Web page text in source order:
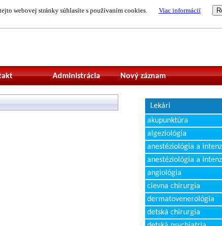
webovej stránky súhlasíte s používaním cookies. Viac informácií
Nový záznam
Administrácia
Lekári
akupunktúra
algeziológia
anestéziológia a
anestéziológia a
angiológia
cievna chirurgia
dermatovenerológia
detská chirurgia